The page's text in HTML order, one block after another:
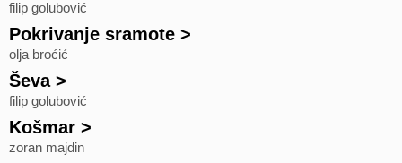
filip golubović
Pokrivanje sramote >
olja broćić
Ševa>
filip golubović
Košmar >
zoran majdin